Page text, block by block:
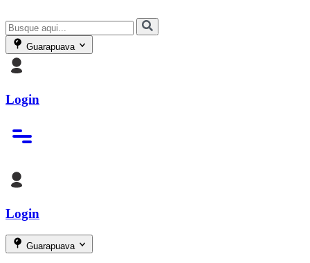
Guarapuava
Login
Login
Guarapuava